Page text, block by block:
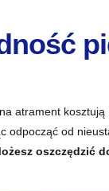
atrament kosztują
odpocząć od
oszczędzić